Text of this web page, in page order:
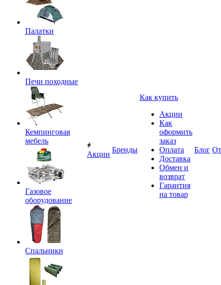
Палатки
Печи походные
Кемпинговая
мебель
Газовое
оборудование
Спальники
Акции
Бренды
Как купить
Акции
Как
оформить
заказ
Оплата
Доставка
Обмен и
возврат
Гарантия
на товар
Блог